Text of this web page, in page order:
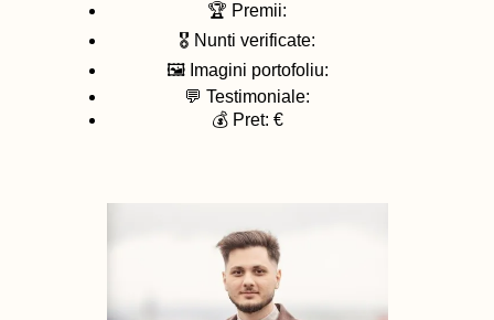
🏆 Premii:
🎖️ Nunti verificate:
🖼️ Imagini portofoliu:
💬 Testimoniale:
💰 Pret: €